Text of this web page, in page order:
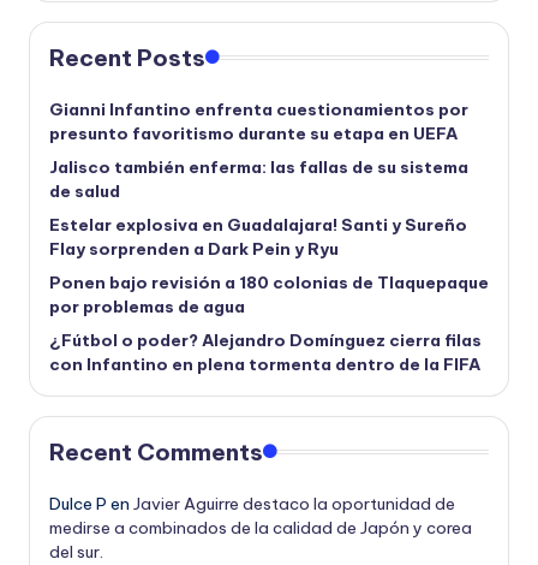
Recent Posts
Gianni Infantino enfrenta cuestionamientos por
presunto favoritismo durante su etapa en UEFA
Jalisco también enferma: las fallas de su sistema
de salud
Estelar explosiva en Guadalajara! Santi y Sureño
Flay sorprenden a Dark Pein y Ryu
Ponen bajo revisión a 180 colonias de Tlaquepaque
por problemas de agua
¿Fútbol o poder? Alejandro Domínguez cierra filas
con Infantino en plena tormenta dentro de la FIFA
Recent Comments
Dulce P en Javier Aguirre destaco la oportunidad de
medirse a combinados de la calidad de Japón y corea
del sur.